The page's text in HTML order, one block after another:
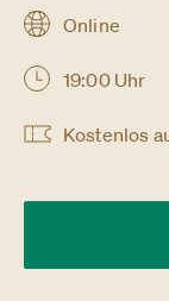
Online
19:00 Uhr
Kostenlos